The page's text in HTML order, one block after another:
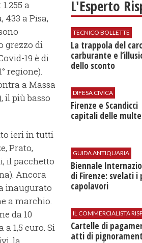
a
433 a Pisa,
grezzo di
19 è di
regione).
a Massa
il più basso
ieri in tutti
Prato,
il pacchetto
Ancora
inaugurato
a marchio.
da 10
1,5 euro. Si
L'Esperto
TECNICO BOLLETTE
​La trappola del
carburante e
dello sconto
DIFESA CIVICA
Firenze e Scandicci
capitali delle multe
GUIDA ANTIQUARIA
Biennale
di Firenze: svelati i
capolavori
IL COMMERCIALISTA
Cartelle di
atti di